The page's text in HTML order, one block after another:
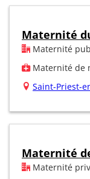
Maternité
Maternité
Maternité de
Saint-Priest-
Maternité
Maternité